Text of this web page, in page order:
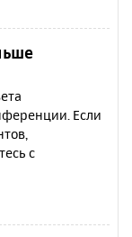
Если
с